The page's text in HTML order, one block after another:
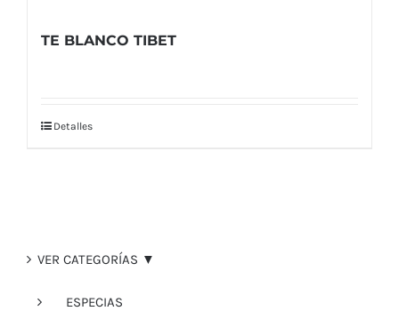
TE BLANCO TIBET
Detalles
VER CATEGORÍAS ▼
ESPECIAS